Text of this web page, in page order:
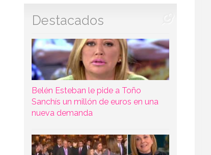
Destacados
Belén Esteban le pide a Toño
Sanchís un millón de euros en una
nueva demanda